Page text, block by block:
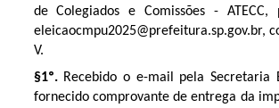
de Colegiados e Comissões - ATECC,
eleicaocmpu2025@prefeitura.sp.gov.br,
V.
§1º. Recebido o e-mail pela Secretaria
fornecido comprovante de entrega da